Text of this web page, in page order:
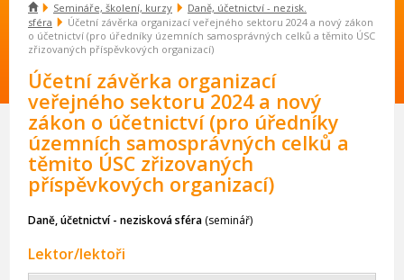
 Semináře, školení, kurzy
Daně, účetnictví - nezisk.
sféra
Účetní závěrka organizací veřejného sektoru 2024 a nový zákon
o účetnictví (pro úředníky územních samosprávných celků a těmito ÚSC
zřizovaných příspěvkových organizací)
Účetní závěrka organizací
veřejného sektoru 2024 a nový
zákon o účetnictví (pro úředníky
územních samosprávných celků a
těmito ÚSC zřizovaných
příspěvkových organizací)
Daně, účetnictví - nezisková sféra (seminář)
Lektor/lektoři